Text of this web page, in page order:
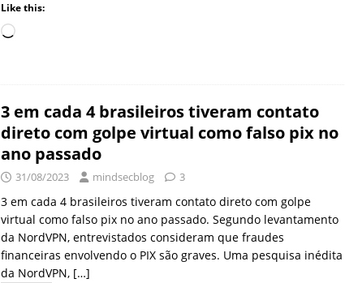
Like this:
3 em cada 4 brasileiros tiveram contato
direto com golpe virtual como falso pix no
ano passado
31/08/2023 mindsecblog 3
3 em cada 4 brasileiros tiveram contato direto com golpe
virtual como falso pix no ano passado. Segundo levantamento
da NordVPN, entrevistados consideram que fraudes
financeiras envolvendo o PIX são graves. Uma pesquisa inédita
da NordVPN, […]